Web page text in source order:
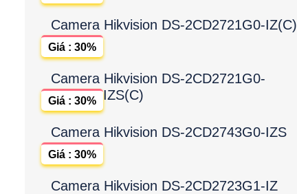
Camera Hikvision DS-2CD2721G0-IZ(C)
Giá : 30%
Camera Hikvision DS-2CD2721G0-
IZS(C)
Giá : 30%
Camera Hikvision DS-2CD2743G0-IZS
Giá : 30%
Camera Hikvision DS-2CD2723G1-IZ